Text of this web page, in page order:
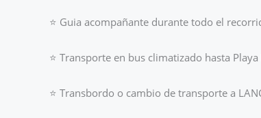
⭐ Guia acompañante durante todo el
⭐ Transporte en bus climatizado hasta Playa
⭐ Transbordo o cambio de transporte a